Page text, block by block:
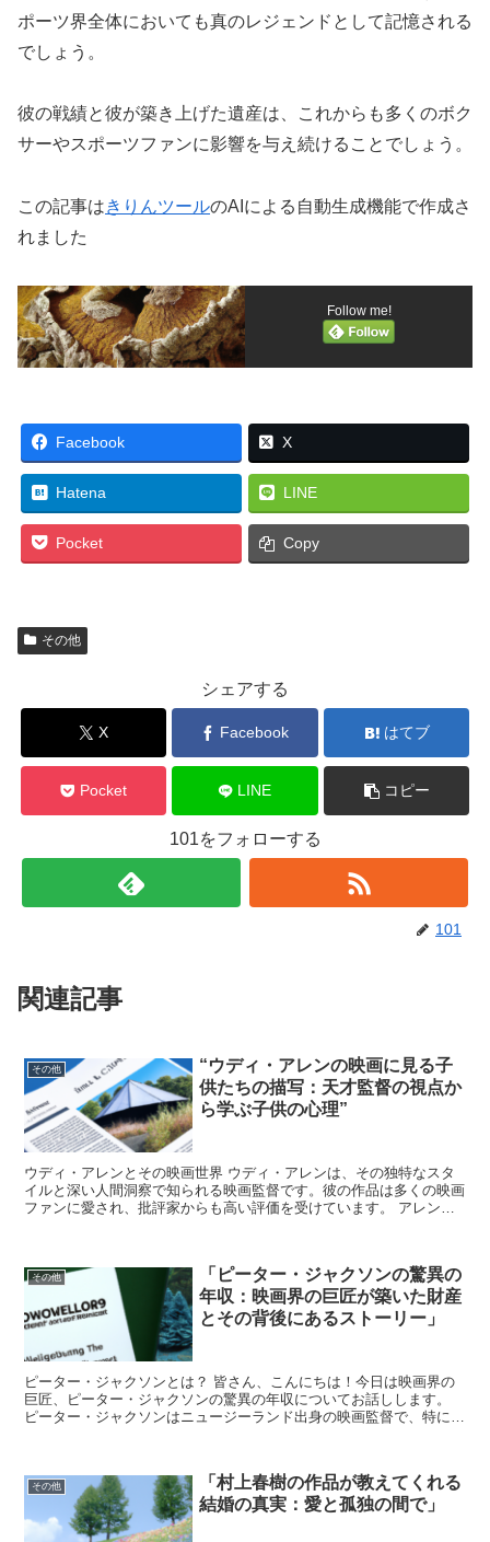
ポーツ界全体においても真のレジェンドとして記憶される
でしょう。
彼の戦績と彼が築き上げた遺産は、これからも多くのボク
サーやスポーツファンに影響を与え続けることでしょう。
この記事はきりんツールのAIによる自動生成機能で作成さ
れました
Follow me!
Facebook X
Hatena LINE
Pocket Copy
その他
シェアする
X Facebook はてブ
Pocket LINE コピー
101をフォローする
101
関連記事
その他
“ウディ・アレンの映画に見る子
供たちの描写：天才監督の視点か
ら学ぶ子供の心理”
ウディ・アレンとその映画世界 ウディ・アレンは、その独特なスタ
イルと深い人間洞察で知られる映画監督です。彼の作品は多くの映画
ファンに愛され、批評家からも高い評価を受けています。 アレンの
その他
「ピーター・ジャクソンの驚異の
年収：映画界の巨匠が築いた財産
とその背後にあるストーリー」
ピーター・ジャクソンとは？ 皆さん、こんにちは！今日は映画界の
巨匠、ピーター・ジャクソンの驚異の年収についてお話しします。
ピーター・ジャクソンはニュージーランド出身の映画監督で、特に
その他
「村上春樹の作品が教えてくれる
結婚の真実：愛と孤独の間で」